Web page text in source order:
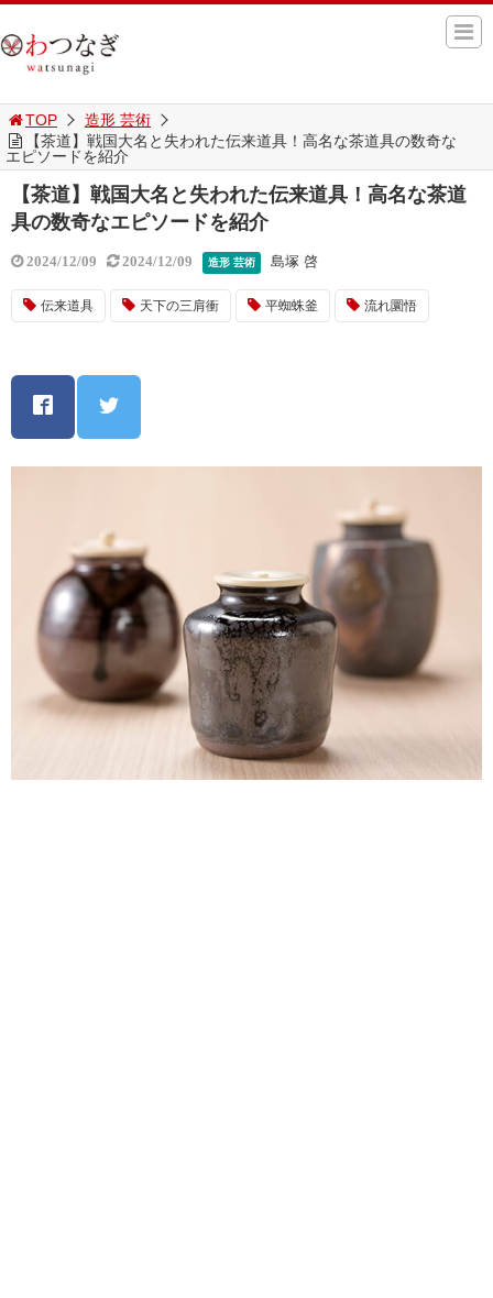
TOP
造形 芸術
【茶道】戦国大名と失われた伝来道具！高名な茶道具の数奇な
エピソードを紹介
【茶道】戦国大名と失われた伝来道具！高名な茶道
具の数奇なエピソードを紹介
2024/12/09 2024/12/09 造形 芸術 島塚 啓
伝来道具 天下の三肩衝 平蜘蛛釜 流れ圜悟